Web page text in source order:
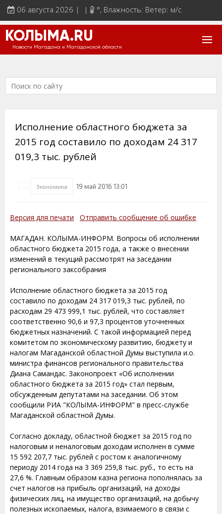
06 августа 2026 | | °, Влажность: Ветер: м/с
КОЛЫМА.RU
Новости Магадана и Магаданской области
Исполнение областного бюджета за
2015 год составило по доходам 24 317
019,3 тыс. рублей
Экономика 19 май 2016 13:01
Версия для печати Отправить сообщение об ошибке
МАГАДАН. КОЛЫМА-ИНФОРМ. Вопросы об исполнении
областного бюджета 2015 года, а также о внесении
изменений в текущий рассмотрят на заседании
регионального заксобрания
Исполнение областного бюджета за 2015 год
составило по доходам 24 317 019,3 тыс. рублей, по
расходам 29 473 999,1 тыс. рублей, что составляет
соответственно 90,6 и 97,3 процентов уточненных
бюджетных назначений. С такой информацией перед
комитетом по экономическому развитию, бюджету и
налогам Магаданской областной Думы выступила и.о.
министра финансов регионального правительства
Диана Самандас. Законопроект «Об исполнении
областного бюджета за 2015 год» стал первым,
обсужденным депутатами на заседании. Об этом
сообщили РИА "КОЛЫМА-ИНФОРМ" в пресс-службе
Магаданской областной Думы.
Согласно докладу, областной бюджет за 2015 год по
налоговым и неналоговым доходам исполнен в сумме
15 592 207,7 тыс. рублей с ростом к аналогичному
периоду 2014 года на 3 369 259,8 тыс. руб., то есть на
27,6 %. Главным образом казна региона пополнялась за
счет налогов на прибыль организаций, на доходы
физических лиц, на имущество организаций, на добычу
полезных ископаемых, налога, взимаемого в связи с